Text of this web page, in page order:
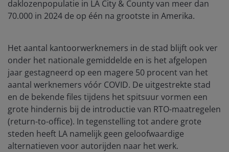
daklozenpopulatie in LA City & County van meer dan
70.000 in 2024 de op één na grootste in Amerika.
Het aantal kantoorwerknemers in de stad blijft ook ver
onder het nationale gemiddelde en is het afgelopen
jaar gestagneerd op een magere 50 procent van het
aantal werknemers vóór COVID. De uitgestrekte stad
en de bekende files tijdens het spitsuur vormen een
grote hindernis bij de introductie van RTO-maatregelen
(return-to-office). In tegenstelling tot andere grote
steden heeft LA namelijk geen geloofwaardige
alternatieven voor autorijden naar het werk.